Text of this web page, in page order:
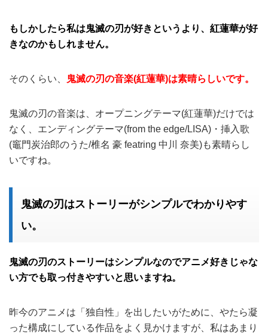
もしかしたら私は鬼滅の刃が好きというより、紅蓮華が好
きなのかもしれません。
そのくらい、 鬼滅の刃の音楽(紅蓮華)は素晴らしいです。
鬼滅の刃の音楽は、オープニングテーマ(紅蓮華)だけでは
なく、エンディングテーマ(from the edge/LISA)・挿入歌
(竈門炭治郎のうた/椎名 豪 featring 中川 奈美)も素晴らし
いですね。
鬼滅の刃はストーリーがシンプルでわかりやす
い。
鬼滅の刃のストーリーはシンプルなのでアニメ好きじゃな
い方でも取っ付きやすいと思いますね。
昨今のアニメは「独自性」を出したいがために、やたら凝
った構成にしている作品をよく見かけますが、私はあまり